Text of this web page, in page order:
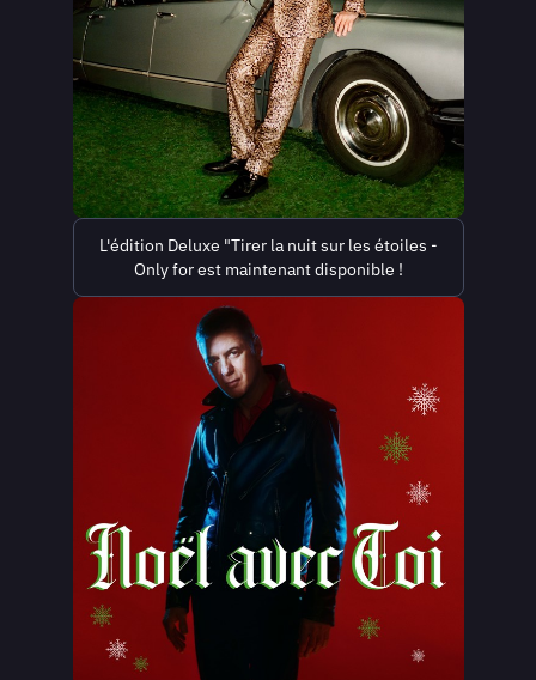
L'édition Deluxe "Tirer la nuit sur les étoiles -
Only for est maintenant disponible !